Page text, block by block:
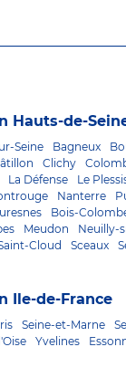
Hauts-de-
Seine Bagneux
Clichy
La Défense
Le
Nanterre
Bois-
Meudon Neuilly-
Cloud Sceaux
Ile-de-France
Seine-et-Marne
Yvelines